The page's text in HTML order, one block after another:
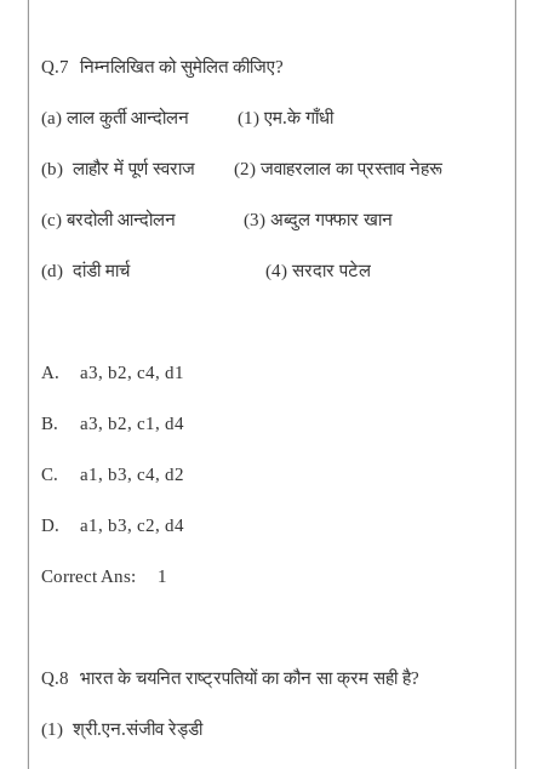
Q.7 निम्नलिखित को सुमेलित कीजिए?
(a) लाल कुर्ती आन्दोलन (1) एम.के गाँधी
(b) लाहौर में पूर्ण स्वराज (2) जवाहरलाल का प्रस्ताव नेहरू
(c) बरदोली आन्दोलन (3) अब्दुल गफ्फार खान
(d) दांडी मार्च (4) सरदार पटेल
A. a3, b2, c4, d1
B. a3, b2, c1, d4
C. a1, b3, c4, d2
D. a1, b3, c2, d4
Correct Ans: 1
Q.8 भारत के चयनित राष्ट्रपतियों का कौन सा क्रम सही है?
(1) श्री.एन.संजीव रेड्डी